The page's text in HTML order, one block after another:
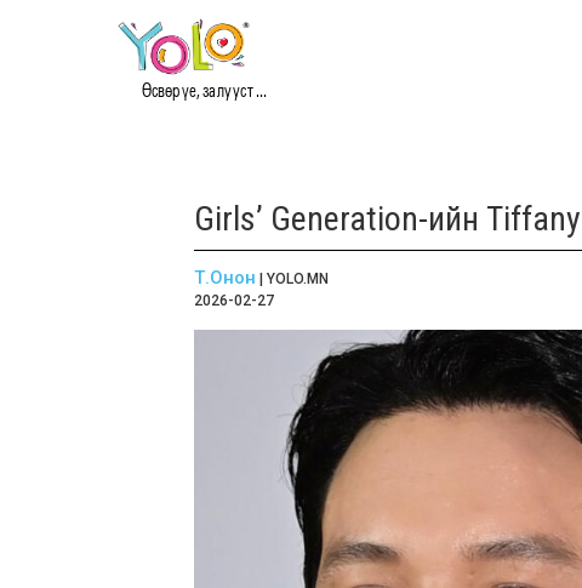
Өсвөр үе, залууст ...
Girls’ Generation-ийн
Т.Онон | YOLO.MN
2026-02-27